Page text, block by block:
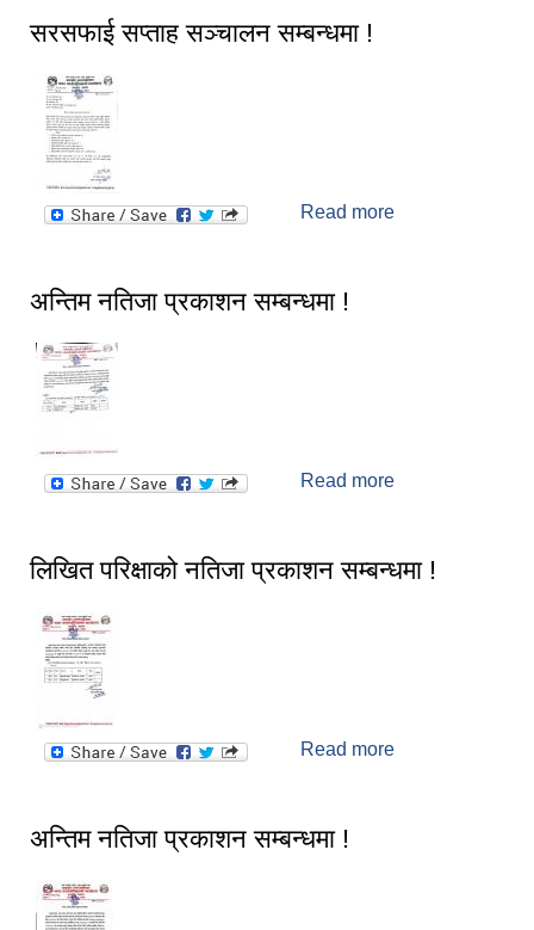
सरसफाई सप्ताह सञ्चालन सम्बन्धमा !
Read more
अन्तिम नतिजा प्रकाशन सम्बन्धमा !
Read more
लिखित परिक्षाको नतिजा प्रकाशन सम्बन्धमा !
Read more
अन्तिम नतिजा प्रकाशन सम्बन्धमा !